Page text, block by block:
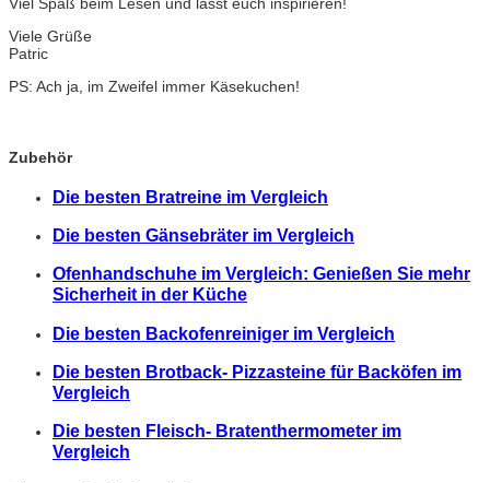
Viel Spaß beim Lesen und lasst euch inspirieren!
Viele Grüße
Patric
PS: Ach ja, im Zweifel immer Käsekuchen!
Zubehör
Die besten Bratreine im Vergleich
Die besten Gänsebräter im Vergleich
Ofenhandschuhe im Vergleich: Genießen Sie mehr
Sicherheit in der Küche
Die besten Backofenreiniger im Vergleich
Die besten Brotback- Pizzasteine für Backöfen im
Vergleich
Die besten Fleisch- Bratenthermometer im
Vergleich